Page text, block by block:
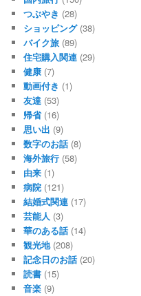
つぶやき (28)
ショッピング(38)
バイク旅 (89)
住宅購入関連 (29)
健康 (7)
動画付き (1)
友達 (53)
帰省(16)
思い出 (9)
数字のお話 (8)
海外旅行 (58)
由来 (1)
病院 (121)
結婚式関連 (17)
芸能人 (3)
華のある話 (14)
観光地(208)
記念日のお話 (20)
読書 (15)
音楽 (9)